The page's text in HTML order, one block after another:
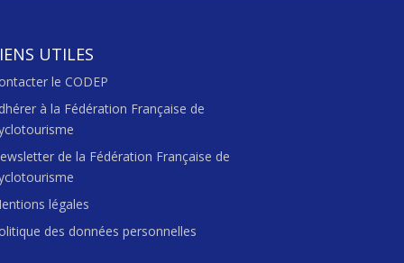
UTILES
le CODEP
à la Fédération Française de
de la Fédération Française de
légales
des données personnelles